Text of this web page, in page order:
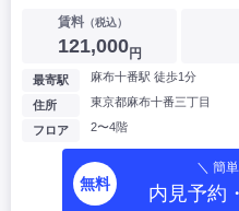
賃料（税込）
121,000円
最寄駅 麻布十番駅 徒歩1分
住所 東京都麻布十番三丁目
フロア 2〜4階
無料
＼ 簡単
内見予約